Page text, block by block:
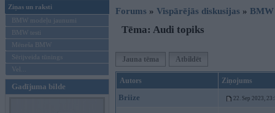
Ziņas un raksti
BMW modeļu jaunumi
BMW testi
Mēneša BMW
Sērijveida tūnings
Vel...
Gadījuma bilde
Forums » Vispārējās diskusijas »
Tēma: Audi topiks
Jauna tēma Atbildēt
Autors Ziņojums
Briize 22. Sep 2023,